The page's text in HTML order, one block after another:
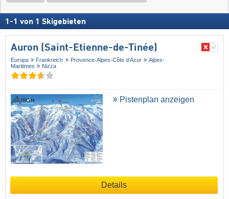
1 -1 von 1 Skigebieten
Auron (Saint-Etienne-de-Tinée)
Europa Frankreich Provence-Alpes-Côte d’Azur
Alpes-
Maritimes
Nizza
Pistenplan anzeigen
Details